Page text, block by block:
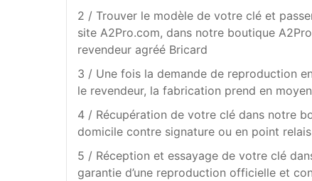
2 / Trouver le modèle de votre clé et
site A2Pro.com, dans notre boutique
revendeur agréé Bricard
3 / Une fois la demande de reproduction
le revendeur, la fabrication prend en
4 / Récupération de votre clé dans notre
domicile contre signature ou en point
5 / Réception et essayage de votre clé
garantie d’une reproduction officielle et